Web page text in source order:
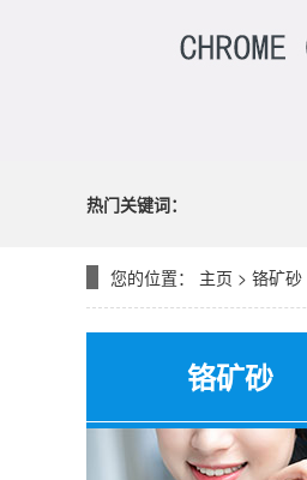
热门关键词：
您的位置： 主页 > 铬矿砂
铬矿砂